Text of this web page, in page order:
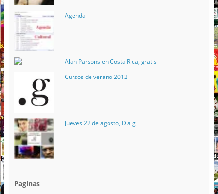
Agenda
Alan Parsons en Costa Rica, gratis
Cursos de verano 2012
Jueves 22 de agosto, Día g
Paginas